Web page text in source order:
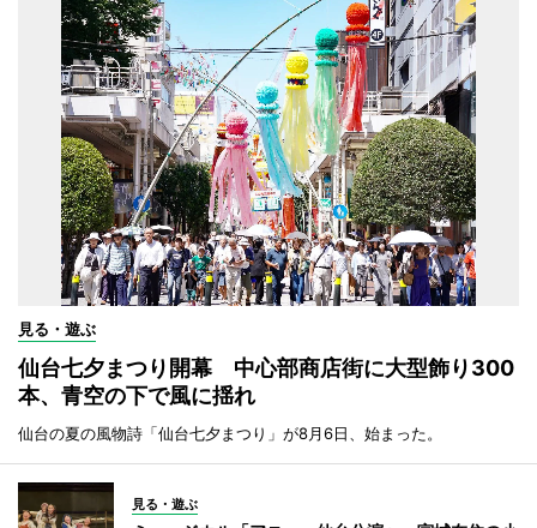
見る・遊ぶ
仙台七夕まつり開幕 中心部商店街に大型飾り300
本、青空の下で風に揺れ
仙台の夏の風物詩「仙台七夕まつり」が8月6日、始まった。
見る・遊ぶ